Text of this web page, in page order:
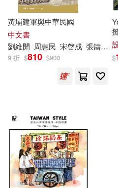
朱金龍，王瑞東，陸輝，
李君山(1) 李察‧
李海，鄭馬嘉，黎隆興
李澄益(1) 李琦琦(1)
李美倩(1)
中華書局(1) 九州
五南(1) 京華出版
人民出版社(1)
信誼基金(1)
信誼基金出版社(1)
黃埔建軍與中華民國
中文書
劉維開 周惠民 宋啓成 張鑄勳
9 折 $810 $900 $